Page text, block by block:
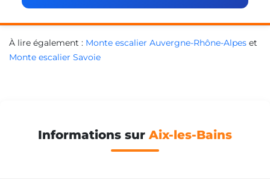
À lire également : Monte escalier Auvergne-Rhône-Alpes et
Monte escalier Savoie
Informations sur Aix-les-Bains